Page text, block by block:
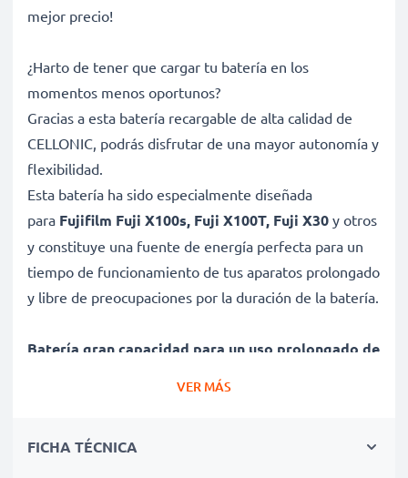
mejor precio!
¿Harto de tener que cargar tu batería en los
momentos menos oportunos?
Gracias a esta batería recargable de alta calidad de
CELLONIC, podrás disfrutar de una mayor autonomía y
flexibilidad.
Esta batería ha sido especialmente diseñada
para Fujifilm Fuji X100s, Fuji X100T, Fuji X30 y otros
y constituye una fuente de energía perfecta para un
tiempo de funcionamiento de tus aparatos prolongado
y libre de preocupaciones por la duración de la batería.
Batería gran capacidad para un uso prolongado de
tu dispositivo Fujifilm Fuji X100s, Fuji X100T, Fuji
3.6V - 3.7V
VER MÁS
FICHA TÉCNICA